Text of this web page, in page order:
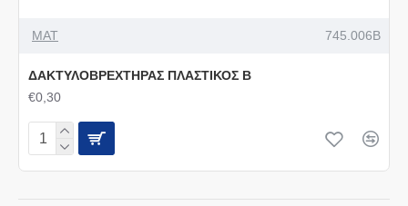
MAT 745.006B
ΔΑΚΤΥΛΟΒΡΕΧΤΗΡΑΣ ΠΛΑΣΤΙΚΟΣ Β
€0,30